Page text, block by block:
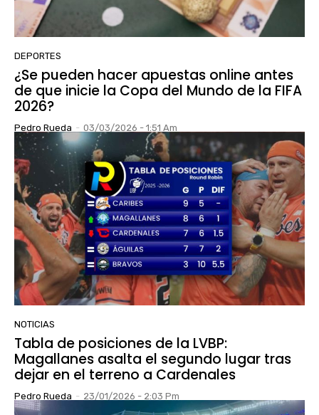
DEPORTES
¿Se pueden hacer apuestas online antes
de que inicie la Copa del Mundo de la FIFA
2026?
Pedro Rueda - 03/03/2026 - 1:51 Am
NOTICIAS
Tabla de posiciones de la LVBP:
Magallanes asalta el segundo lugar tras
dejar en el terreno a Cardenales
Pedro Rueda - 23/01/2026 - 2:03 Pm